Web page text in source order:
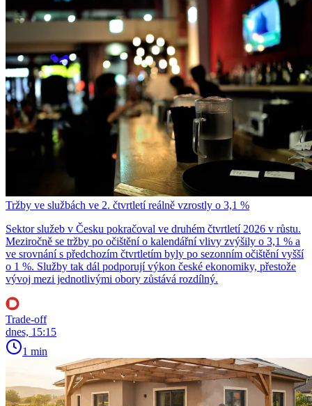
Tržby ve službách ve 2. čtvrtletí reálně vzrostly o 3,1 %
Sektor služeb v Česku pokračoval ve druhém čtvrtletí 2026 v růstu.
Meziročně se tržby po očištění o kalendářní vlivy zvýšily o 3,1 % a
ve srovnání s předchozím čtvrtletím byly po sezonním očištění vyšší
o 1 %. Služby tak dál podporují výkon české ekonomiky, přestože
vývoj mezi jednotlivými obory zůstává rozdílný.
Trade-off
dnes, 15:15
1 min